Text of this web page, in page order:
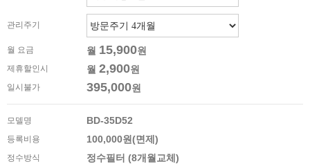
관리주기
월 요금 월 15,900원
제휴할인시 월 2,900원
일시불가 395,000원
모델명 BD-35D52
등록비용 100,000원(면제)
정수방식 정수필터 (8개월교체)